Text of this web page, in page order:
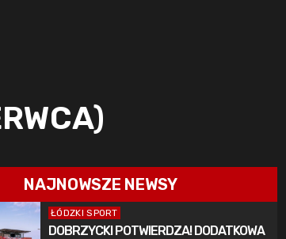
NAJNOWSZE NEWSY
ŁÓDZKI SPORT
DOBRZYCKI POTWIERDZA! DODATKOWA